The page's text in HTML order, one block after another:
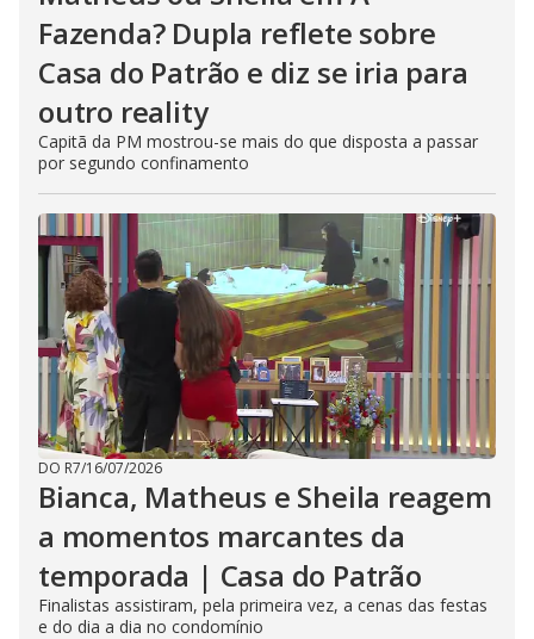
Fazenda? Dupla reflete sobre
Casa do Patrão e diz se iria para
outro reality
Capitã da PM mostrou-se mais do que disposta a passar
por segundo confinamento
DO R7/16/07/2026
Bianca, Matheus e Sheila reagem
a momentos marcantes da
temporada | Casa do Patrão
Finalistas assistiram, pela primeira vez, a cenas das festas
e do dia a dia no condomínio